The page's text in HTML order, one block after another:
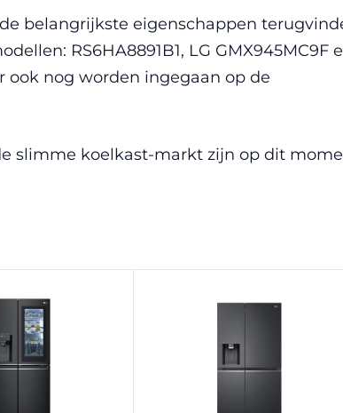
belangrijkste eigenschappen
RS6HA8891B1, LG GMX945MC9F
ook nog worden ingegaan op de
slimme koelkast-markt zijn op dit